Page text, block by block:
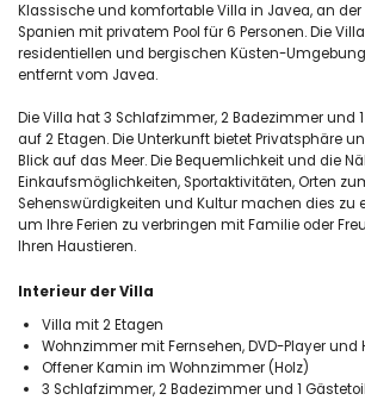
Klassische und komfortable Villa in Javea, an der
Spanien mit privatem Pool für 6 Personen. Die
residentiellen und bergischen Küsten-
entfernt vom Javea.
Die Villa hat 3 Schlafzimmer, 2 Badezimmer und
auf 2 Etagen. Die Unterkunft bietet Privatsphäre
Blick auf das Meer. Die Bequemlichkeit und die
Einkaufsmöglichkeiten, Sportaktivitäten, Orten
Sehenswürdigkeiten und Kultur machen dies zu
um Ihre Ferien zu verbringen mit Familie oder
Ihren Haustieren.
Interieur der Villa
Villa mit 2 Etagen
Wohnzimmer mit Fernsehen, DVD-Player und
Offener Kamin im Wohnzimmer (Holz)
3 Schlafzimmer, 2 Badezimmer und 1